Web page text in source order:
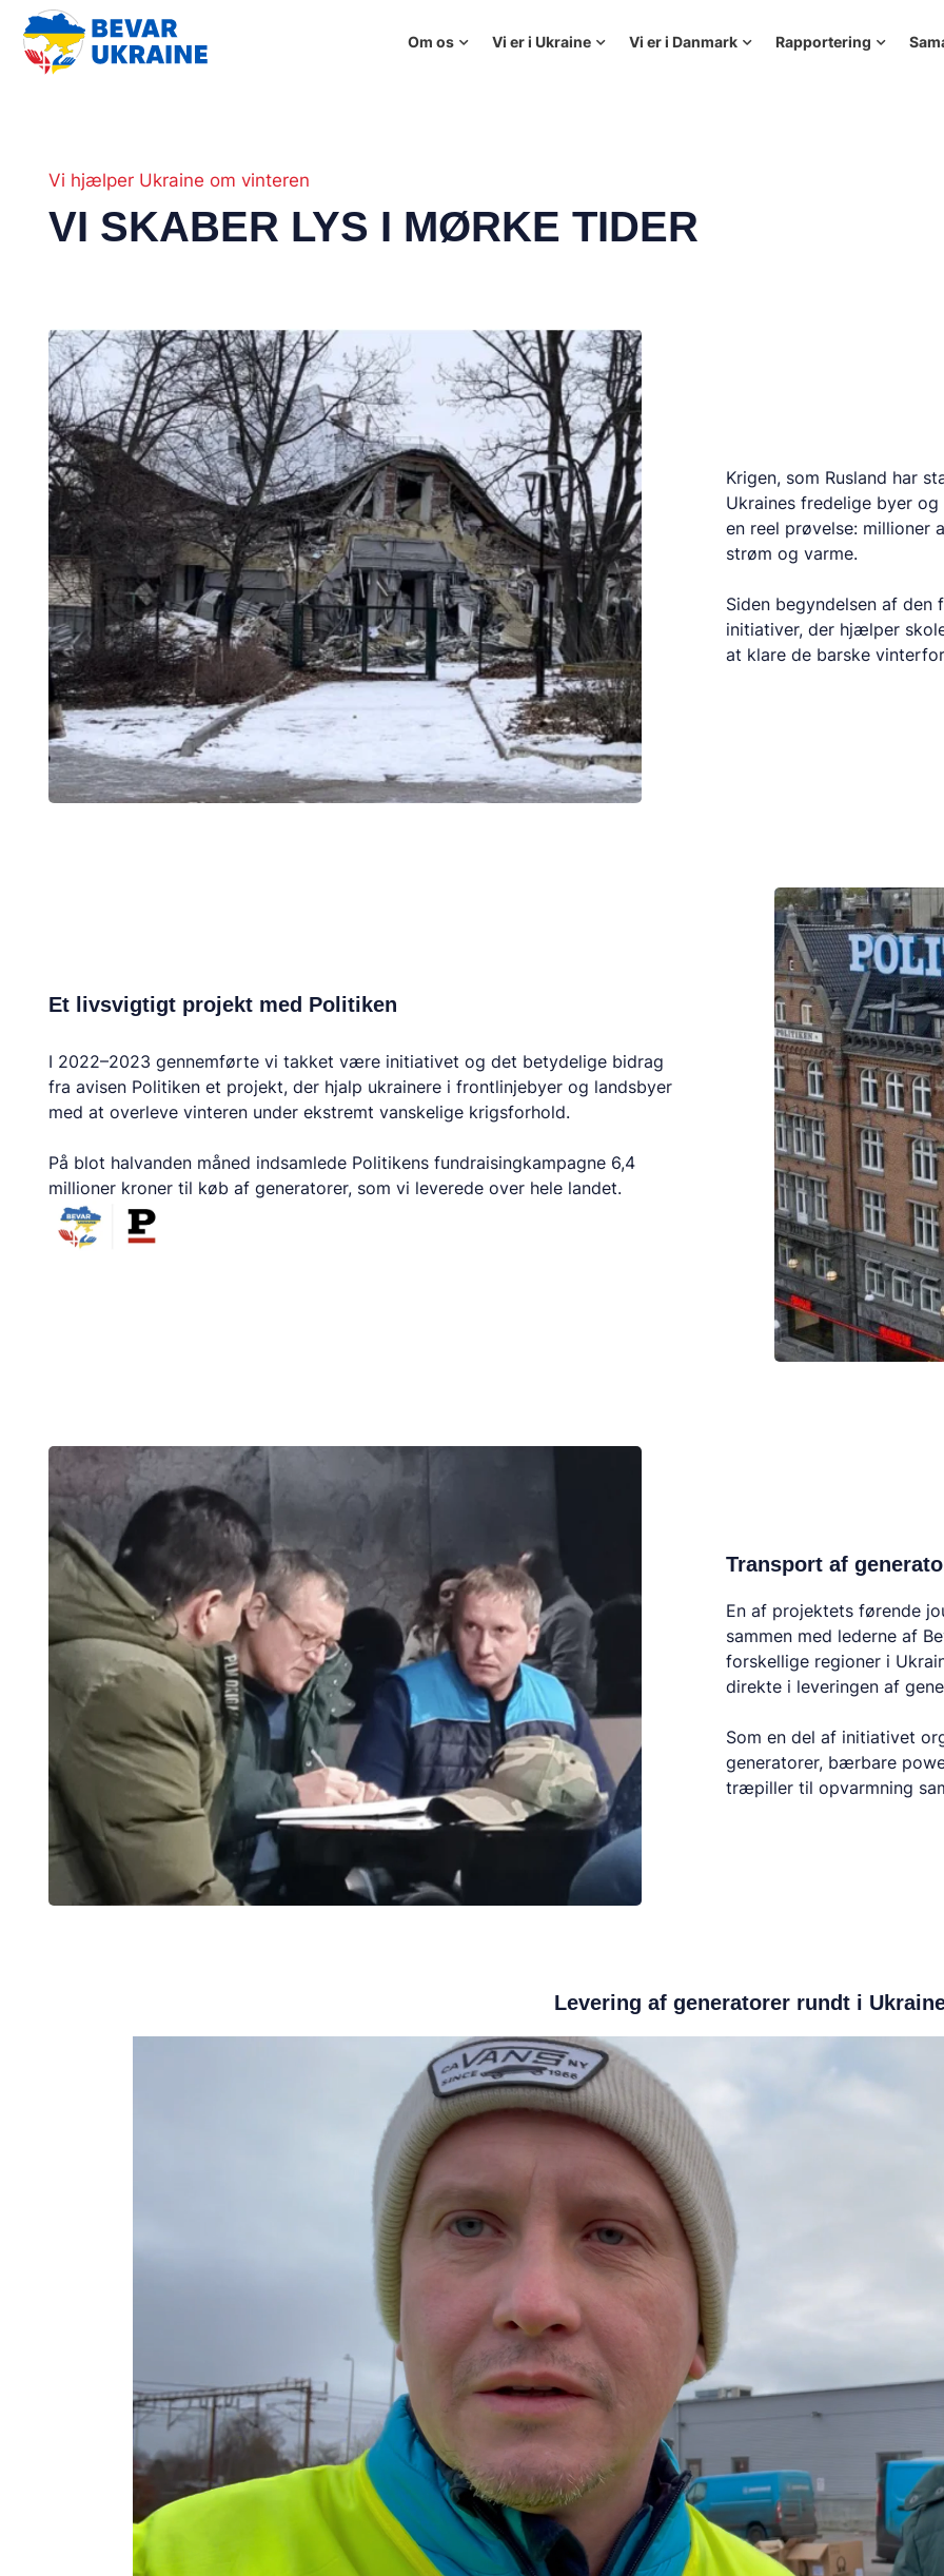
Om os Vi er i Ukraine Vi er i Danmark Rapportering
Vi hjælper Ukraine om vinteren
VI SKABER LYS I MØRKE TIDER
Krigen, som Rusland har
Ukraines fredelige byer
en reel prøvelse: millioner
strøm og varme.
Siden begyndelsen af
initiativer, der hjælper
at klare de barske
Et livsvigtigt projekt med Politiken
I 2022–2023 gennemførte vi takket være initiativet og det betydelige bidrag
fra avisen Politiken et projekt, der hjalp ukrainere i frontlinjebyer og landsbyer
med at overleve vinteren under ekstremt vanskelige krigsforhold.
På blot halvanden måned indsamlede Politikens fundraisingkampagne 6,4
millioner kroner til køb af generatorer, som vi leverede over hele landet.
Transport af
En af projektets førende
sammen med lederne af
forskellige regioner i
direkte i leveringen af
Som en del af initiativet
generatorer, bærbare
træpiller til opvarmning
Levering af generatorer rundt i